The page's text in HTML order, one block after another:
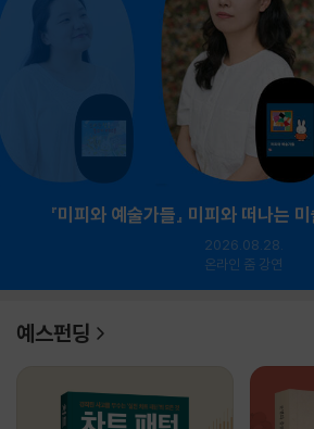
『미피와 예술가들』 미피와 떠나는
2026.08.28.
온라인 줌 강연
예스펀딩